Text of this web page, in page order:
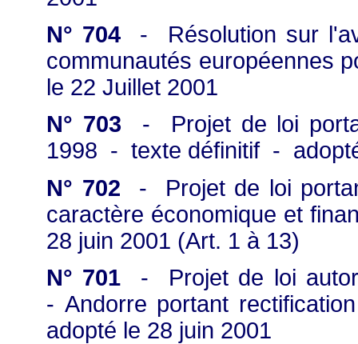
N° 704 - Résolution sur
communautés
le 22 Juillet 2001
N° 703 - Projet de loi
1998 - texte définitif -
N° 702 - Projet de loi
caractère économique et
28 juin 2001 (Art. 1 à 13)
N° 701 - Projet de loi
- Andorre portant
adopté le 28 juin 2001